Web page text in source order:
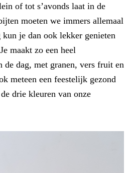
of tot s’avonds laat in de
moeten we immers allemaal
je dan ook lekker genieten
maakt zo een heel
de dag, met granen, vers fruit en
meteen een feestelijk gezond
drie kleuren van onze